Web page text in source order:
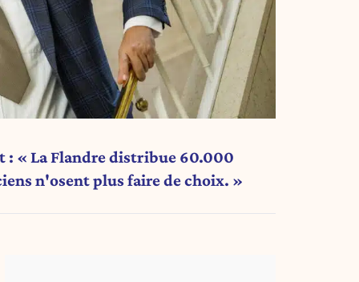
: « La Flandre distribue 60.000
n'osent plus faire de choix. »